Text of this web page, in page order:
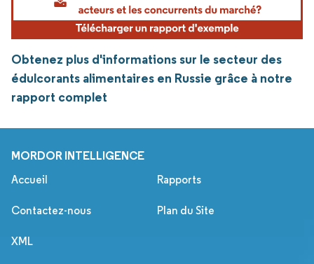
Obtenez plus d'informations sur le secteur des
édulcorants alimentaires en Russie grâce à notre
rapport complet
MORDOR INTELLIGENCE
Accueil Rapports
Contactez-nous Plan du Site
XML